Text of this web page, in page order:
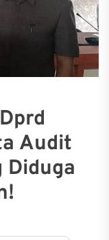
Audit
Diduga